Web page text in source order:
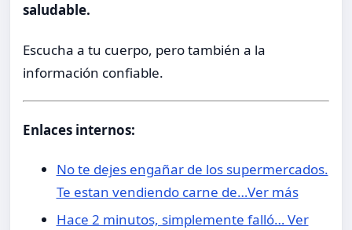
saludable.
Escucha a tu cuerpo, pero también a la
información confiable.
Enlaces internos:
No te dejes engañar de los supermercados.
Te estan vendiendo carne de…Ver más
Hace 2 minutos, simplemente falló… Ver